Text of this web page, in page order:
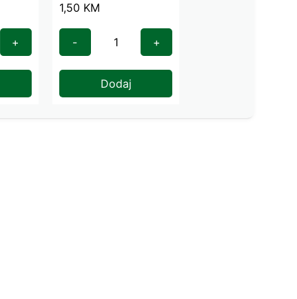
+
1,50 KM
- +
Dodaj